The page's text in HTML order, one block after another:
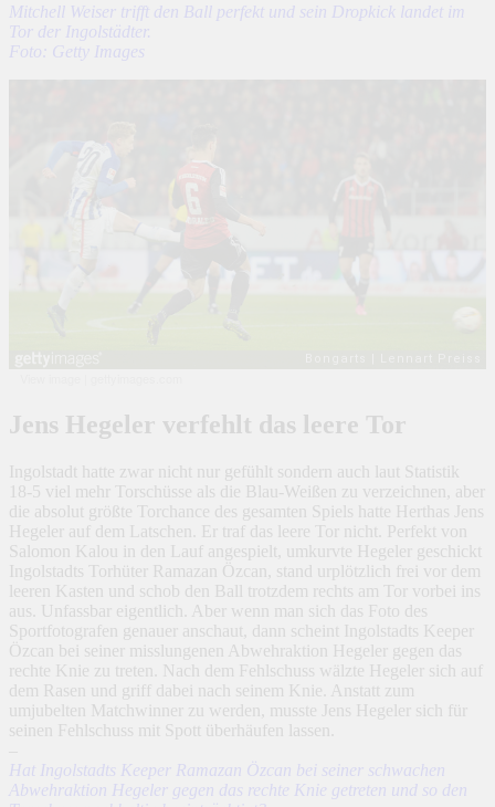
Mitchell Weiser trifft den Ball perfekt und sein Dropkick landet im
Tor der Ingolstädter.
Foto: Getty Images
Jens Hegeler verfehlt das leere Tor
Ingolstadt hatte zwar nicht nur gefühlt sondern auch laut Statistik
18-5 viel mehr Torschüsse als die Blau-Weißen zu verzeichnen, aber
die absolut größte Torchance des gesamten Spiels hatte Herthas Jens
Hegeler auf dem Latschen. Er traf das leere Tor nicht. Perfekt von
Salomon Kalou in den Lauf angespielt, umkurvte Hegeler geschickt
Ingolstadts Torhüter Ramazan Özcan, stand urplötzlich frei vor dem
leeren Kasten und schob den Ball trotzdem rechts am Tor vorbei ins
aus. Unfassbar eigentlich. Aber wenn man sich das Foto des
Sportfotografen genauer anschaut, dann scheint Ingolstadts Keeper
Özcan bei seiner misslungenen Abwehraktion Hegeler gegen das
rechte Knie zu treten. Nach dem Fehlschuss wälzte Hegeler sich auf
dem Rasen und griff dabei nach seinem Knie. Anstatt zum
umjubelten Matchwinner zu werden, musste Jens Hegeler sich für
seinen Fehlschuss mit Spott überhäufen lassen.
Hat Ingolstadts Keeper Ramazan Özcan bei seiner schwachen
Abwehraktion Hegeler gegen das rechte Knie getreten und so den